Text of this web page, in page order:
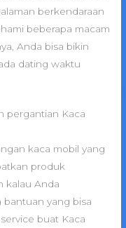
berkendaraan
beberapa macam
Anda bisa bikin
dating waktu
pergantian Kaca
kaca mobil yang
produk
kalau Anda
yang bisa
buat Kaca